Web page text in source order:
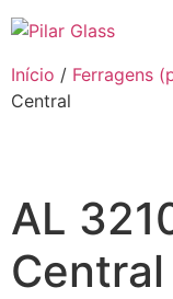
Início / Ferragens
Central
AL
Central